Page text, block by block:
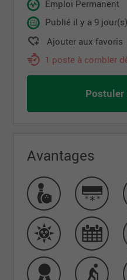
Emploi Permanent
Publié il y a 9 jour(s)
Ajouter aux favoris
1 poste à combler
Avantages